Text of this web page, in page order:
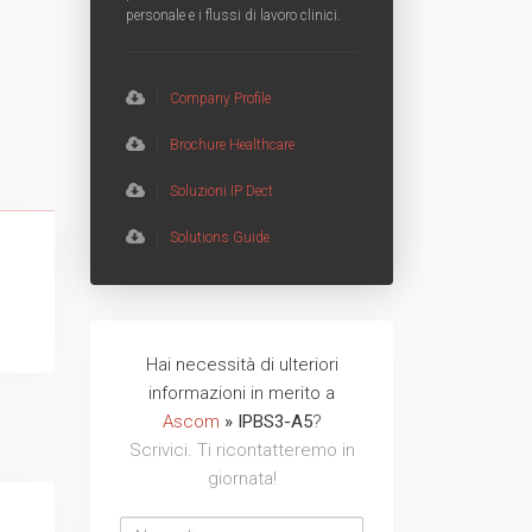
personale e i flussi di lavoro clinici.
Company Profile
Brochure Healthcare
Soluzioni IP Dect
Solutions Guide
Hai necessità di ulteriori
informazioni in merito a
Ascom » IPBS3-A5?
Scrivici. Ti ricontatteremo in
giornata!
Networking
Back